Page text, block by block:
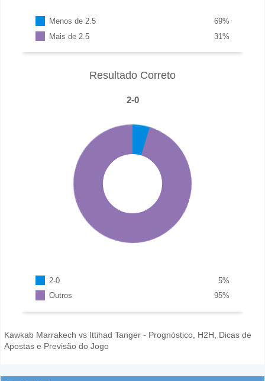
Menos de 2.5 %
69
Mais de 2.5
%
31
Resultado Correto
2-0
2-0 %
5
Outros
%
95
Kawkab Marrakech vs Ittihad Tanger - Prognóstico, H2H, Dicas de
Apostas e Previsão do Jogo